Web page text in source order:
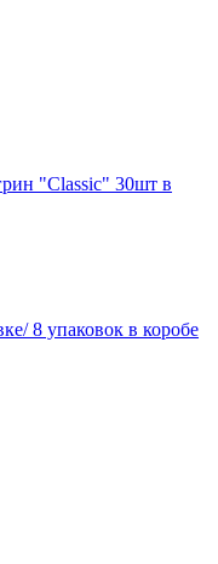
"Classic" 30шт в
8 упаковок в коробе